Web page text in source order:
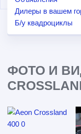
Дилеры в вашем
Б/у квадроциклы
ФОТО И